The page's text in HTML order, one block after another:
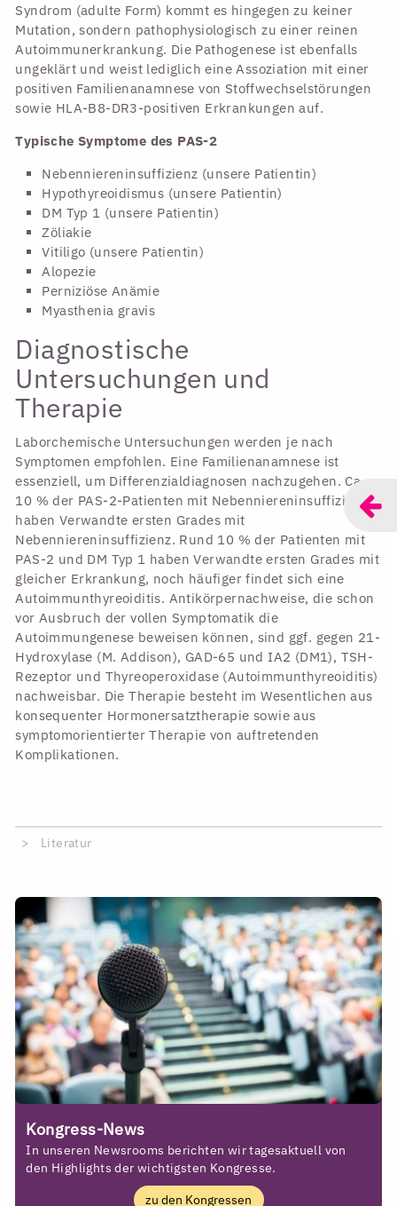
Syndrom (adulte Form) kommt es hingegen zu keiner
Mutation, sondern pathophysiologisch zu einer reinen
Autoimmunerkrankung. Die Pathogenese ist ebenfalls
ungeklärt und weist lediglich eine Assoziation mit einer
positiven Familienanamnese von Stoffwechselstörungen
sowie HLA-B8-DR3-positiven Erkrankungen auf.
Typische Symptome des PAS-2
Nebenniereninsuffizienz (unsere Patientin)
Hypothyreoidismus (unsere Patientin)
DM Typ 1 (unsere Patientin)
Zöliakie
Vitiligo (unsere Patientin)
Alopezie
Perniziöse Anämie
Myasthenia gravis
Diagnostische
Untersuchungen und
Therapie
Laborchemische Untersuchungen werden je nach
Symptomen empfohlen. Eine Familienanamnese ist
essenziell, um Differenzialdiagnosen nachzugehen. Ca.
10 % der PAS-2-Patienten mit Nebenniereninsuffizienz
haben Verwandte ersten Grades mit
Nebenniereninsuffizienz. Rund 10 % der Patienten mit
PAS-2 und DM Typ 1 haben Verwandte ersten Grades mit
gleicher Erkrankung, noch häufiger findet sich eine
Autoimmunthyreoiditis. Antikörpernachweise, die schon
vor Ausbruch der vollen Symptomatik die
Autoimmungenese beweisen können, sind ggf. gegen 21-
Hydroxylase (M. Addison), GAD-65 und IA2 (DM1), TSH-
Rezeptor und Thyreoperoxidase (Autoimmunthyreoiditis)
nachweisbar. Die Therapie besteht im Wesentlichen aus
konsequenter Hormonersatztherapie sowie aus
symptomorientierter Therapie von auftretenden
Komplikationen.
Literatur
Kongress-News
In unseren Newsrooms berichten wir tagesaktuell von
den Highlights der wichtigsten Kongresse.
zu den Kongressen